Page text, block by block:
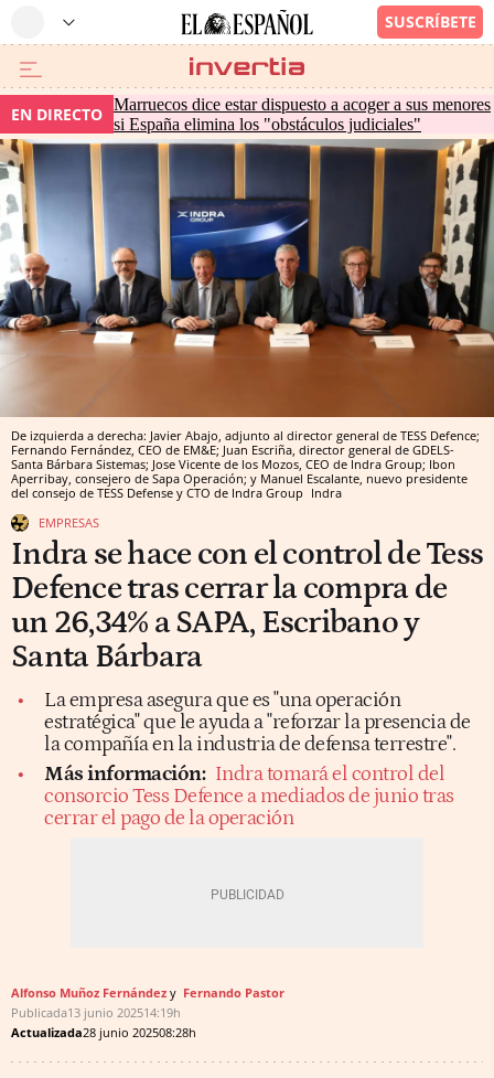
EN DIRECTO Marruecos dice estar dispuesto a acoger a sus menores
si España elimina los "obstáculos judiciales"
De izquierda a derecha: Javier Abajo, adjunto al director general de TESS Defence;
Fernando Fernández, CEO de EM&E; Juan Escriña, director general de GDELS-
Santa Bárbara Sistemas; Jose Vicente de los Mozos, CEO de Indra Group; Ibon
Aperribay, consejero de Sapa Operación; y Manuel Escalante, nuevo presidente
del consejo de TESS Defense y CTO de Indra Group Indra
EMPRESAS
Indra se hace con el control de Tess
Defence tras cerrar la compra de
un 26,34% a SAPA, Escribano y
Santa Bárbara
La empresa asegura que es "una operación
estratégica" que le ayuda a "reforzar la presencia de
la compañía en la industria de defensa terrestre".
Más información: Indra tomará el control del
consorcio Tess Defence a mediados de junio tras
cerrar el pago de la operación
Alfonso Muñoz Fernández
Fernando Pastor
Publicada13 junio 202514:19h
Actualizada28 junio 202508:28h